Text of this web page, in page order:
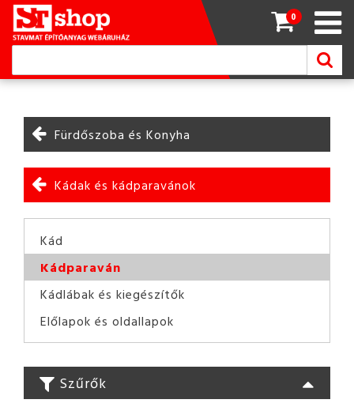
0
Fürdőszoba és Konyha
Kádak és kádparavánok
Kád
Kádparaván
Kádlábak és kiegészítők
Előlapok és oldallapok
Szűrők